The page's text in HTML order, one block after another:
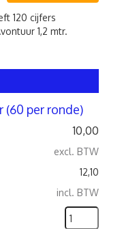
120 cijfers
1,2 mtr.
(60 per ronde)
10,00
excl. BTW
12,10
incl. BTW